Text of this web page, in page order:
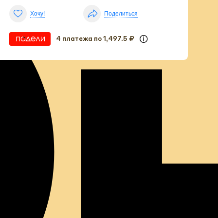
Хочу! Поделиться
4 платежа по 1,497.5 ₽